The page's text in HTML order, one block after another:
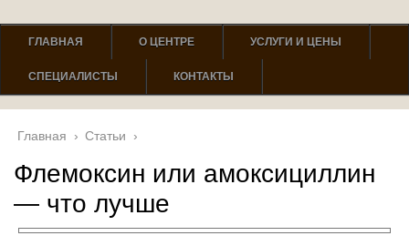
ГЛАВНАЯ О ЦЕНТРЕ УСЛУГИ И ЦЕНЫ
СПЕЦИАЛИСТЫ КОНТАКТЫ
Главная › Статьи ›
Флемоксин или амоксициллин
— что лучше